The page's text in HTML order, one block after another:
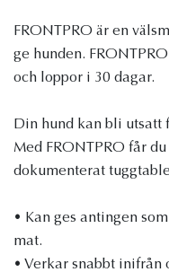
FRONTPRO är en
ge hunden.
och loppor i 30 dagar.
Din hund kan bli utsatt
Med FRONTPRO får
dokumenterat
• Kan ges antingen
mat.
• Verkar snabbt inifrån